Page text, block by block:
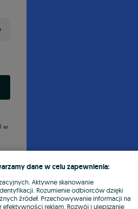
w
dane w celu zapewnienia:
Aktywne skanowanie
Rozumienie odbiorców dzięki
źródeł. Przechowywanie informacji na
reklam. Rozwój i ulepszanie